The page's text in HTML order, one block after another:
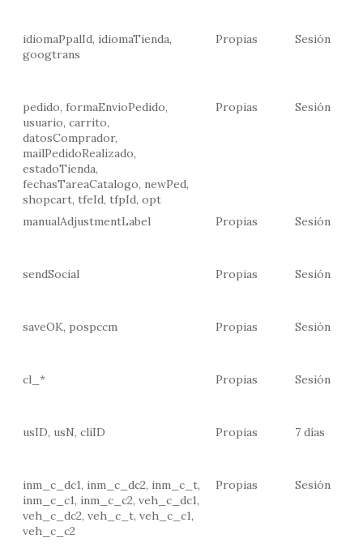
idiomaPpalId, idiomaTienda,
googtrans
Propias Sesión
pedido, formaEnvioPedido,
usuario, carrito,
datosComprador,
mailPedidoRealizado,
estadoTienda,
fechasTareaCatalogo, newPed,
shopcart, tfeId, tfpId, opt
Propias Sesión
manualAdjustmentLabel Propias Sesión
sendSocial Propias Sesión
saveOK, pospccm Propias Sesión
cl_* Propias Sesión
usID, usN, cliID Propias 7 días
inm_c_dc1, inm_c_dc2, inm_c_t,
inm_c_c1, inm_c_c2, veh_c_dc1,
veh_c_dc2, veh_c_t, veh_c_c1,
veh_c_c2
Propias Sesión